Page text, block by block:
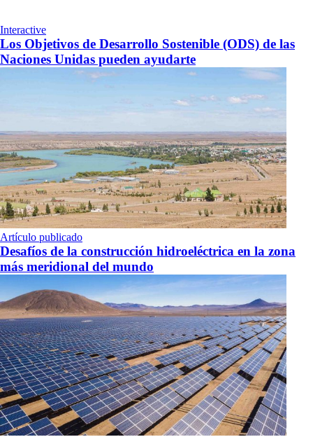
Interactive
Los Objetivos de Desarrollo Sostenible (ODS) de las
Naciones Unidas pueden ayudarte
Artículo publicado
Desafíos de la construcción hidroeléctrica en la zona
más meridional del mundo